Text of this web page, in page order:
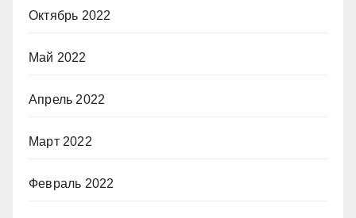
Октябрь 2022
Май 2022
Апрель 2022
Март 2022
Февраль 2022